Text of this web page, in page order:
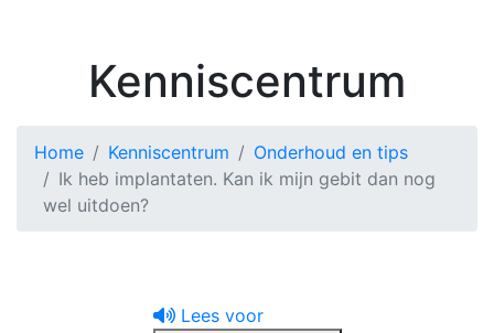
Kenniscentrum
Home Kenniscentrum
Onderhoud en tips
Ik heb implantaten. Kan ik mijn gebit dan nog
wel uitdoen?
Lees voor